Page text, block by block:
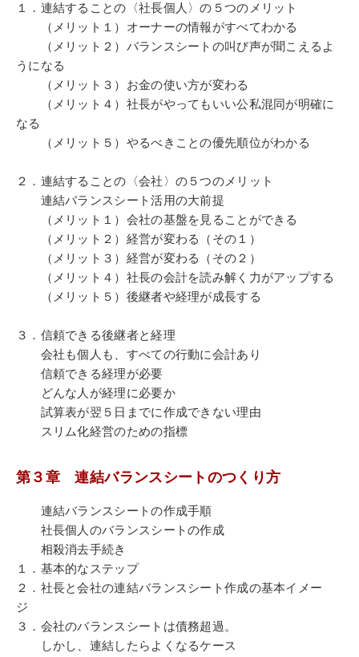
１．連結することの〈社長個人〉の５つのメリット
（メリット１）オーナーの情報がすべてわかる
（メリット２）バランスシートの叫び声が聞こえるよ
うになる
（メリット３）お金の使い方が変わる
（メリット４）社長がやってもいい公私混同が明確に
なる
（メリット５）やるべきことの優先順位がわかる
２．連結することの〈会社〉の５つのメリット
連結バランスシート活用の大前提
（メリット１）会社の基盤を見ることができる
（メリット２）経営が変わる（その１）
（メリット３）経営が変わる（その２）
（メリット４）社長の会計を読み解く力がアップする
（メリット５）後継者や経理が成長する
３．信頼できる後継者と経理
会社も個人も、すべての行動に会計あり
信頼できる経理が必要
どんな人が経理に必要か
試算表が翌５日までに作成できない理由
スリム化経営のための指標
第３章 連結バランスシートのつくり方
連結バランスシートの作成手順
社長個人のバランスシートの作成
相殺消去手続き
１．基本的なステップ
２．社長と会社の連結バランスシート作成の基本イメー
ジ
３．会社のバランスシートは債務超過。
しかし、連結したらよくなるケース